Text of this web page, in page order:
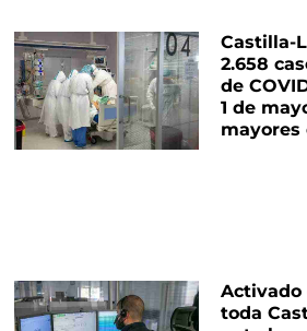
Castilla-
2.658
de
1 de
mayores
Activado
toda